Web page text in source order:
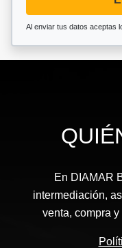
Al enviar tus datos aceptas
En DIAMAR
intermediación,
venta, compra